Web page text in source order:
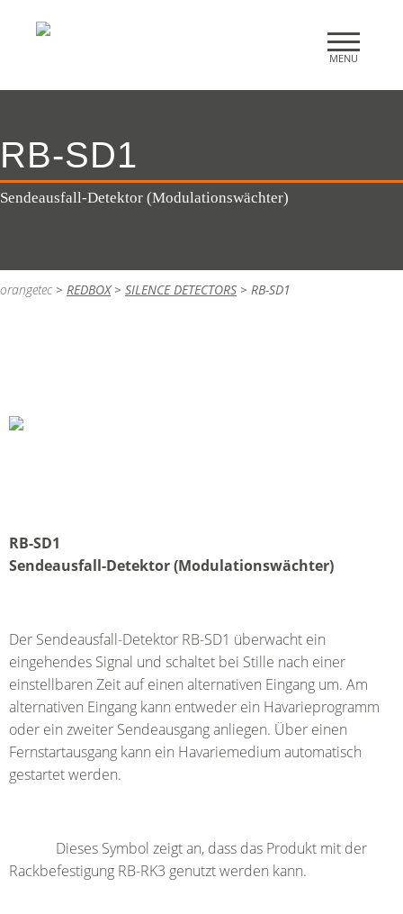
RB-SD1
Sendeausfall-Detektor (Modulationswächter)
orangetec > REDBOX> SILENCE DETECTORS > RB-SD1
RB-SD1
Sendeausfall-Detektor (Modulationswächter)
Der Sendeausfall-Detektor RB-SD1 überwacht ein
eingehendes Signal und schaltet bei Stille nach einer
einstellbaren Zeit auf einen alternativen Eingang um. Am
alternativen Eingang kann entweder ein Havarieprogramm
oder ein zweiter Sendeausgang anliegen. Über einen
Fernstartausgang kann ein Havariemedium automatisch
gestartet werden.
Dieses Symbol zeigt an, dass das Produkt mit der
Rackbefestigung RB-RK3 genutzt werden kann.